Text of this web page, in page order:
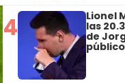
4 Lionel
las
de
público